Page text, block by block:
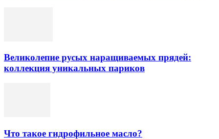
Великолепие русых наращиваемых прядей:
коллекция уникальных париков
Что такое гидрофильное масло?